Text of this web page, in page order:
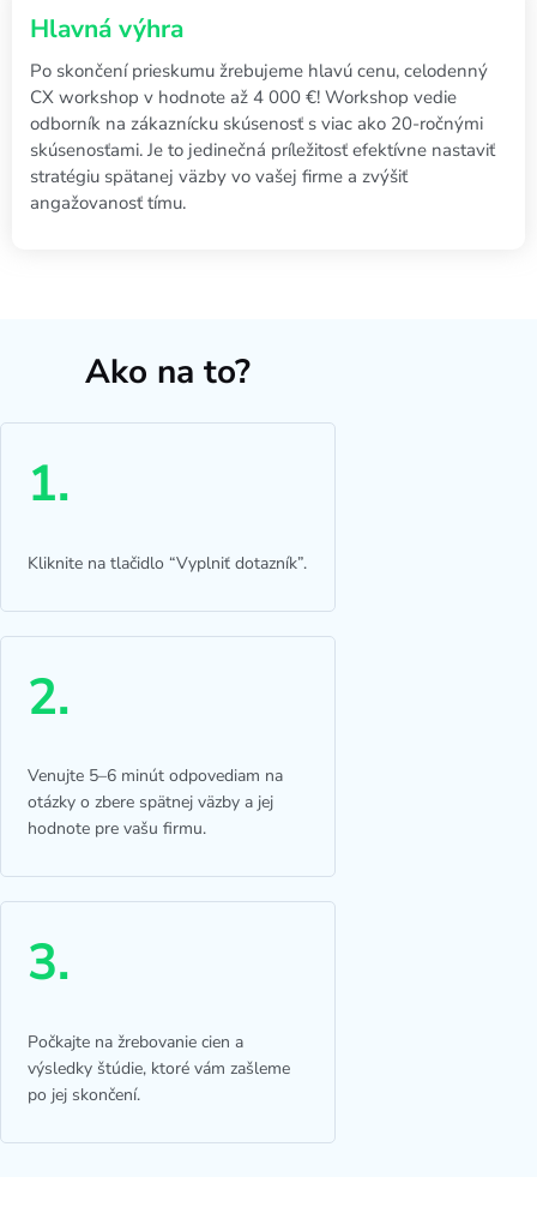
Po skončení prieskumu žrebujeme hlavú cenu, celodenný
CX workshop v hodnote až 4 000 €! Workshop vedie
odborník na zákaznícku skúsenosť s viac ako 20-ročnými
skúsenosťami. Je to jedinečná príležitosť efektívne nastaviť
stratégiu spätanej väzby vo vašej firme a zvýšiť
angažovanosť tímu.
Ako na to?
Kliknite na tlačidlo “Vyplniť dotazník”.
Venujte 5–6 minút odpovediam na
otázky o zbere spätnej väzby a jej
hodnote pre vašu firmu.
Počkajte na žrebovanie cien a
výsledky štúdie, ktoré vám zašleme
po jej skončení.